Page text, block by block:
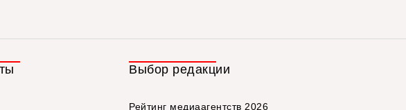
Выбор редакции
Рейтинг медиаагентств 2026